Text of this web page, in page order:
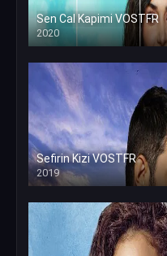
Sen Cal Kapimi VOSTFR
2020
Sefirin Kizi VOSTFR
2019